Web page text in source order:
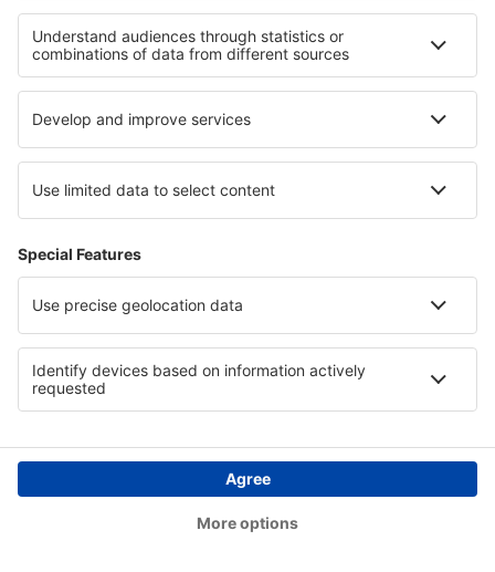
Prezzo totale dei biglietti (quote di servizio escluse:
passeggero)
più ore
Prezzo per persona, andata e ritorno:
421EUR
1 Consulta l'occasione
Andata
27 ago (gio) PSA - TIA 1 scalo
15:30 22:55 dettagli
15:30 11:35 20h 5min dettagli
26 set (sab) TIA - PSA
1h 40min